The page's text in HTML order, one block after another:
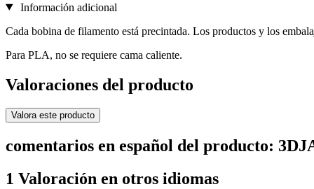
Información adicional
Cada bobina de filamento está precintada. Los productos y los
Para PLA, no se requiere cama caliente.
Valoraciones del producto
Valora este producto
comentarios en español del producto:
1 Valoración en otros idiomas